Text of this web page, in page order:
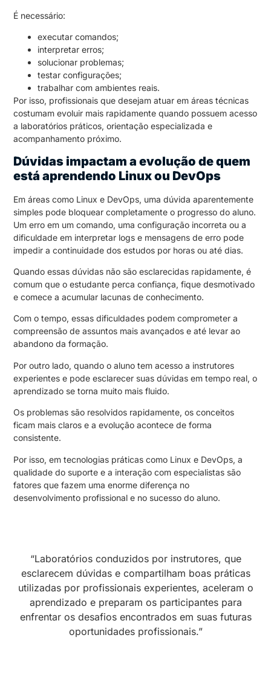
É necessário:
executar comandos;
interpretar erros;
solucionar problemas;
testar configurações;
trabalhar com ambientes reais.
Por isso, profissionais que desejam atuar em áreas técnicas
costumam evoluir mais rapidamente quando possuem acesso
a laboratórios práticos, orientação especializada e
acompanhamento próximo.
Dúvidas impactam a evolução de quem
está aprendendo Linux ou DevOps
Em áreas como Linux e DevOps, uma dúvida aparentemente
simples pode bloquear completamente o progresso do aluno.
Um erro em um comando, uma configuração incorreta ou a
dificuldade em interpretar logs e mensagens de erro pode
impedir a continuidade dos estudos por horas ou até dias.
Quando essas dúvidas não são esclarecidas rapidamente, é
comum que o estudante perca confiança, fique desmotivado
e comece a acumular lacunas de conhecimento.
Com o tempo, essas dificuldades podem comprometer a
compreensão de assuntos mais avançados e até levar ao
abandono da formação.
Por outro lado, quando o aluno tem acesso a instrutores
experientes e pode esclarecer suas dúvidas em tempo real, o
aprendizado se torna muito mais fluido.
Os problemas são resolvidos rapidamente, os conceitos
ficam mais claros e a evolução acontece de forma
consistente.
Por isso, em tecnologias práticas como Linux e DevOps, a
qualidade do suporte e a interação com especialistas são
fatores que fazem uma enorme diferença no
desenvolvimento profissional e no sucesso do aluno.
“Laboratórios conduzidos por instrutores, que
esclarecem dúvidas e compartilham boas práticas
utilizadas por profissionais experientes, aceleram o
aprendizado e preparam os participantes para
enfrentar os desafios encontrados em suas futuras
oportunidades profissionais.”